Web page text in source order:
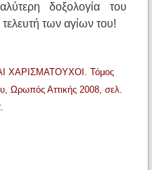
δοξολογία του
των αγίων του!
ΧΑΡΙΣΜΑΤΟΥΧΟΙ. Τόμος
Ωρωπός Αττικής 2008, σελ.